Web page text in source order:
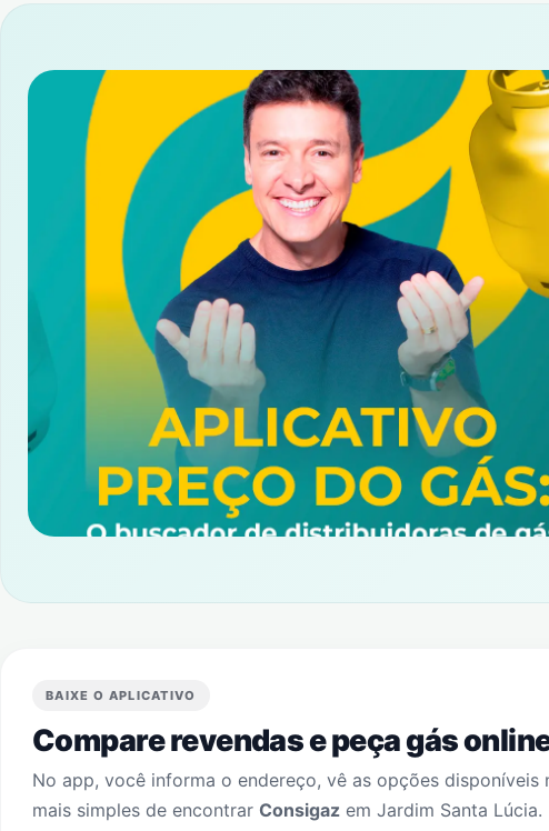
BAIXE O APLICATIVO
Compare revendas e peça gás
No app, você informa o endereço, vê as opções
mais simples de encontrar Consigaz em Jardim Santa Lúcia.